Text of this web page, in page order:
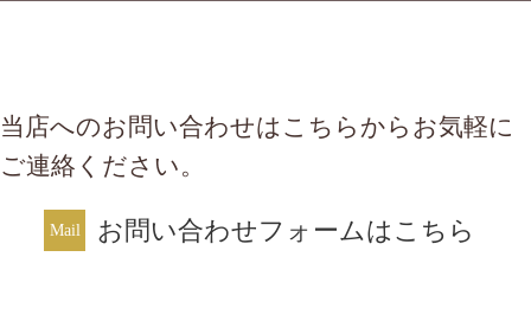
当店へのお問い合わせはこちらからお気軽に
ご連絡ください。
お問い合わせフォームはこちら